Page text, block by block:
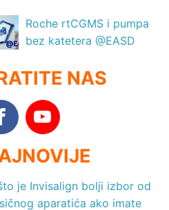
Roche rtCGMS i pumpa
bez katetera @EASD
NAS
je Invisalign bolji izbor od
aparatića ako imate